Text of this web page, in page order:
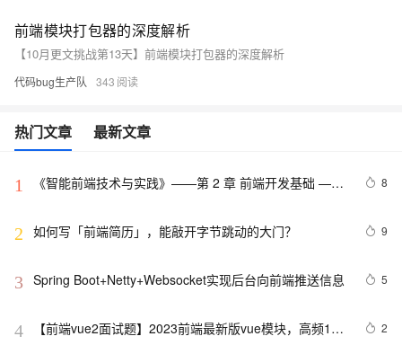
前端模块打包器的深度解析
【10月更文挑战第13天】前端模块打包器的深度解析
代码bug生产队 343
热门文章 最新文章
1
《智能前端技术与实践》——第 2 章 前端开发基础 ——
8
2 如何写「前端简历」，能敲开字节跳动的大门？ 9
3 Spring Boot+Netty+Websocket实现后台向前端推送信息 5
4
【前端vue2面试题】2023前端最新版vue模块，高频17
2